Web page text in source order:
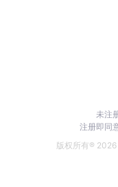
未注
注册即同
版权所有®